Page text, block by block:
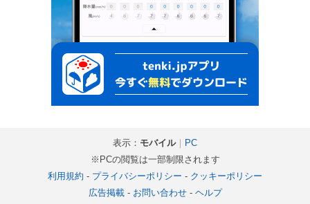
表示： モバイル｜
PC
※PCの閲覧は一部制限されます
利用規約 - プライバシーポリシー - クッキーポリシー
広告掲載- お問い合わせ- ヘルプ